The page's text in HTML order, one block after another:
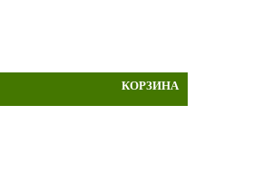
КОРЗИНА